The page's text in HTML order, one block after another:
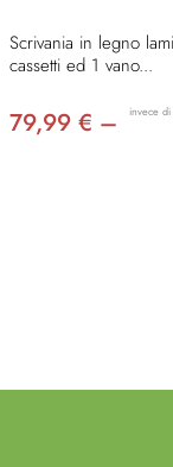
Scrivania in legno
cassetti ed 1 vano...
79,99 € – invece